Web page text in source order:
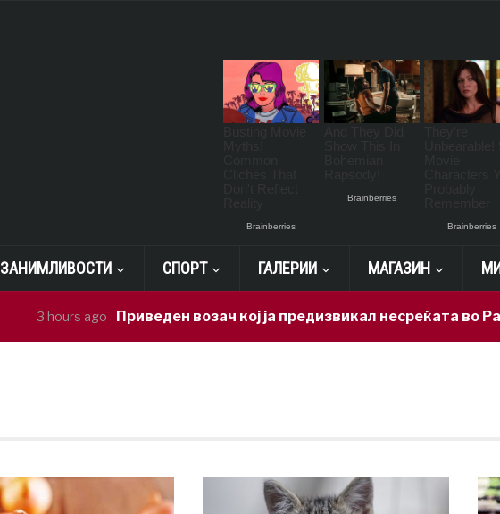
ЗАНИМЛИВОСТИ СПОРТ ГАЛЕРИИ МАГАЗИН
3 hours ago Приведен возач кој ја предизвикал несреќата во